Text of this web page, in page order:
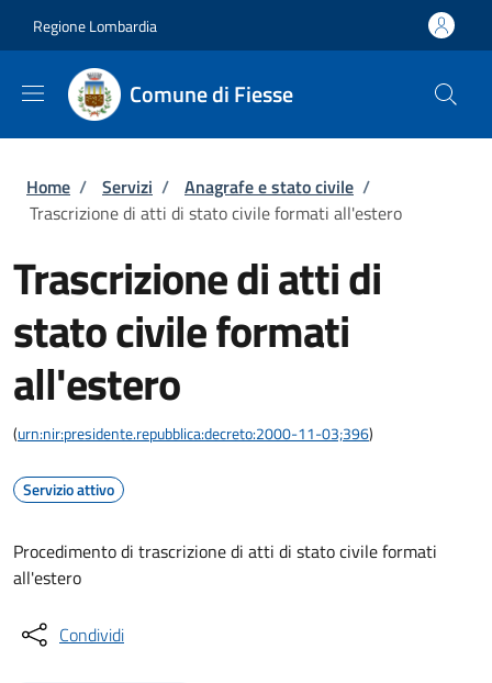
Regione Lombardia
Comune di Fiesse
Briciole di pane
Home / Servizi / Anagrafe e stato civile /
Trascrizione di atti di stato civile formati all'estero
Trascrizione di atti di
stato civile formati
all'estero
(urn:nir:presidente.repubblica:decreto:2000-11-03;396)
Servizio attivo
Procedimento di trascrizione di atti di stato civile formati
all'estero
Condividi